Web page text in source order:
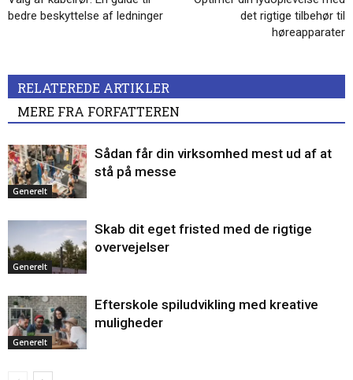
bedre beskyttelse af ledninger
det rigtige tilbehør til
høreapparater
RELATEREDE ARTIKLER
MERE FRA FORFATTEREN
Generelt
Sådan får din virksomhed mest ud af at
stå på messe
Generelt
Skab dit eget fristed med de rigtige
overvejelser
Generelt
Efterskole spiludvikling med kreative
muligheder